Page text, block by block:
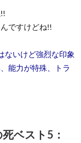
ですけどね!!
ないけど強烈な印象
能力が特殊、トラ
ベスト5：